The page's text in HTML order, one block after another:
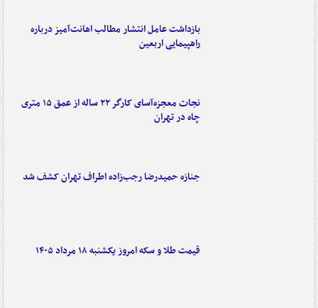
بازداشت عامل انتشار مطالب اهانت‌آمیز درباره
راهپیمایی اربعین
نجات معجزه‌آسای کارگر ۲۲ ساله از عمق ۱۵ متری
چاه در تهران
جنازه حمیدرضا رجب‌زاده اطراف تهران کشف شد
قیمت طلا و سکه امروز یکشنبه ۱۸ مرداد ۱۴۰۵